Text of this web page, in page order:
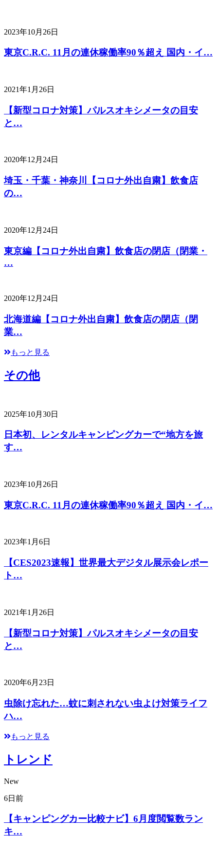
2023年10月26日
東京C.R.C. 11月の連休稼働率90％超え 国内・イ…
2021年1月26日
【新型コロナ対策】パルスオキシメータの目安
と…
2020年12月24日
埼玉・千葉・神奈川【コロナ外出自粛】飲食店
の…
2020年12月24日
東京編【コロナ外出自粛】飲食店の閉店（閉業・
…
2020年12月24日
北海道編【コロナ外出自粛】飲食店の閉店（閉
業…
もっと見る
その他
2025年10月30日
日本初、レンタルキャンピングカーで“地方を旅
す…
2023年10月26日
東京C.R.C. 11月の連休稼働率90％超え 国内・イ…
2023年1月6日
【CES2023速報】世界最大デジタル展示会レポー
ト…
2021年1月26日
【新型コロナ対策】パルスオキシメータの目安
と…
2020年6月23日
虫除け忘れた…蚊に刺されない虫よけ対策ライフ
ハ…
もっと見る
トレンド
New
6日前
【キャンピングカー比較ナビ】6月度閲覧数ラン
キ…